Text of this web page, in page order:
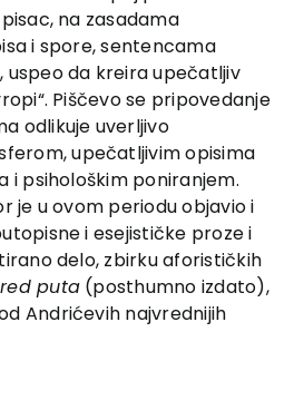
na zasadama
i spore, sentencama
da kreira upečatljiv
Piščevo se pripovedanje
odlikuje uverljivo
upečatljivim opisima
i psihološkim poniranjem.
je u ovom periodu objavio i
i esejističke proze i
delo, zbirku aforističkih
puta (posthumno izdato),
Andrićevih najvrednijih